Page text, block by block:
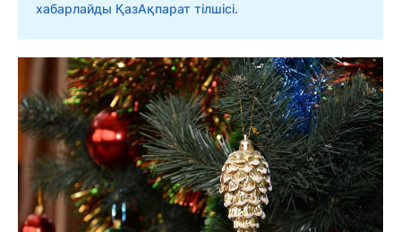
хабарлайды ҚазАқпарат тілшісі.